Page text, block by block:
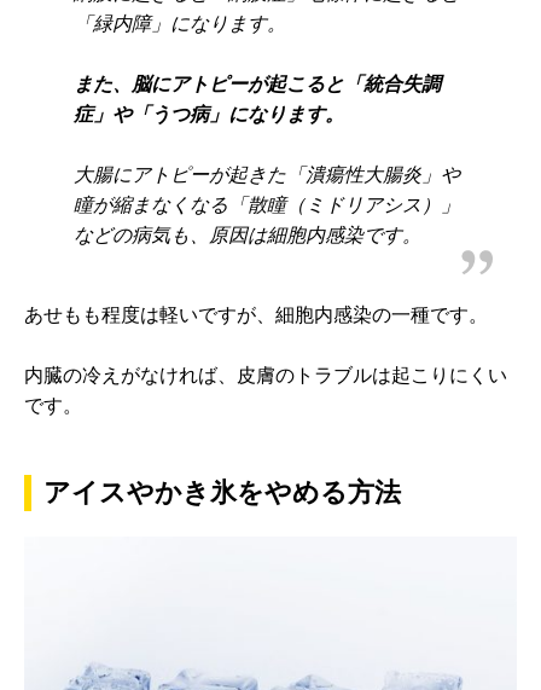
「緑内障」になります。
また、脳にアトピーが起こると「統合失調
症」や「うつ病」になります。
大腸にアトピーが起きた「潰瘍性大腸炎」や
瞳が縮まなくなる「散瞳（ミドリアシス）」
などの病気も、原因は細胞内感染です。
あせもも程度は軽いですが、細胞内感染の一種です。
内臓の冷えがなければ、皮膚のトラブルは起こりにくい
です。
アイスやかき氷をやめる方法